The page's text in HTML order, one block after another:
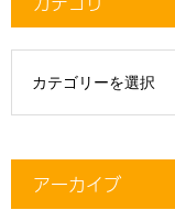
アーカイブ